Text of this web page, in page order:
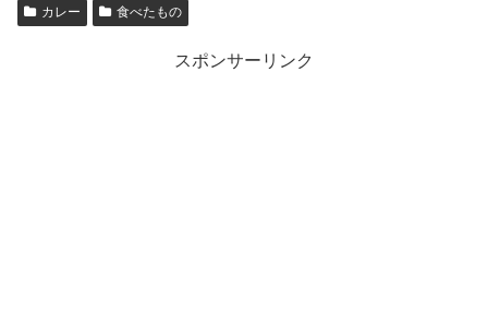
カレー 食べたもの
スポンサーリンク